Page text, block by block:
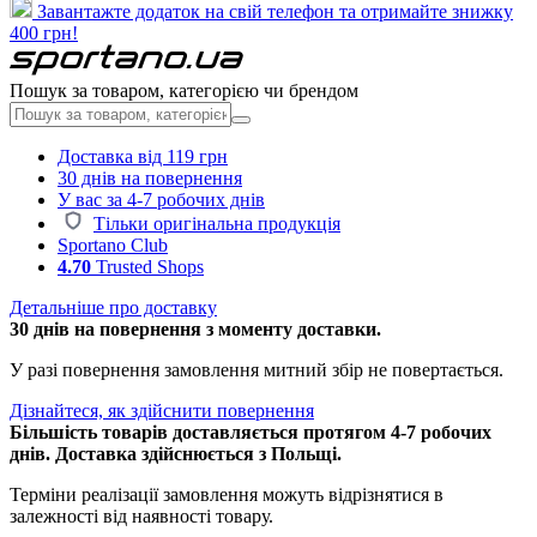
Завантажте додаток на свій телефон та отримайте знижку
400 грн!
Пошук за товаром, категорією чи брендом
Доставка від 119 грн
30 днів на повернення
У вас за 4-7 робочих днів
Тільки оригінальна продукція
Sportano Club
4.70 Trusted Shops
Детальніше про доставку
30 днів на повернення з моменту доставки.
У разі повернення замовлення митний збір не повертається.
Дізнайтеся, як здійснити повернення
Більшість товарів доставляється протягом 4-7 робочих
днів. Доставка здійснюється з Польщі.
Терміни реалізації замовлення можуть відрізнятися в
залежності від наявності товару.